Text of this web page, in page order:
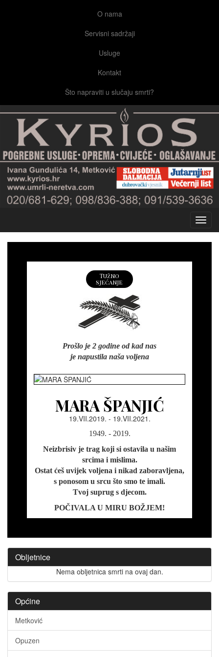
O nama
Servisni sadržaji
Usluge
Kontakt
Što napraviti u slučaju smrti?
Tužno
sjećanje
Prošlo je 2 godine od kad nas
je napustila naša voljena
MARA ŠPANJIĆ
19.VII.2019. - 19.VII.2021.
1949. - 2019.
Neizbrisiv je trag koji si ostavila u našim
srcima i mislima.
Ostat ćeš uvijek voljena i nikad zaboravljena,
s ponosom u srcu što smo te imali.
Tvoj suprug s djecom.
POČIVALA U MIRU BOŽJEM!
Obljetnice
Nema obljetnica smrti na ovaj dan.
Općine
Metković
Opuzen